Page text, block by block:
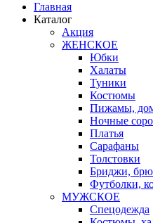
Главная
Каталог
Акция
ЖЕНСКОЕ
Юбки
Халаты
Туники
Костюмы
Пижамы,
Ночные
Платья
Сарафаны
Толстовки
Бриджи,
Футболки,
МУЖСКОЕ
Спецодежда